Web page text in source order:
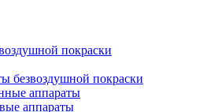
покраски
безвоздушной покраски
аппараты
аппараты